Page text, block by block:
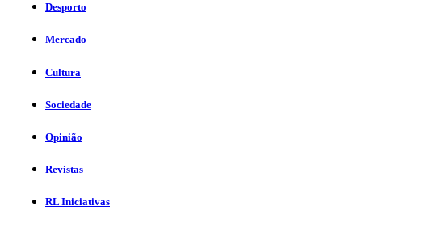
Desporto
Mercado
Cultura
Sociedade
Opinião
Revistas
RL Iniciativas